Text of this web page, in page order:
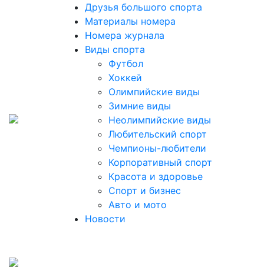
Друзья большого спорта
Материалы номера
Номера журнала
Виды спорта
Футбол
Хоккей
Олимпийские виды
Зимние виды
Неолимпийские виды
Любительский спорт
Чемпионы-любители
Корпоративный спорт
Красота и здоровье
Спорт и бизнес
Авто и мото
Новости